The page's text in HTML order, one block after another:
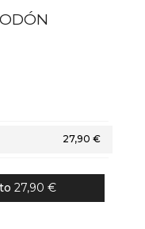
27,90 €
27,90 €